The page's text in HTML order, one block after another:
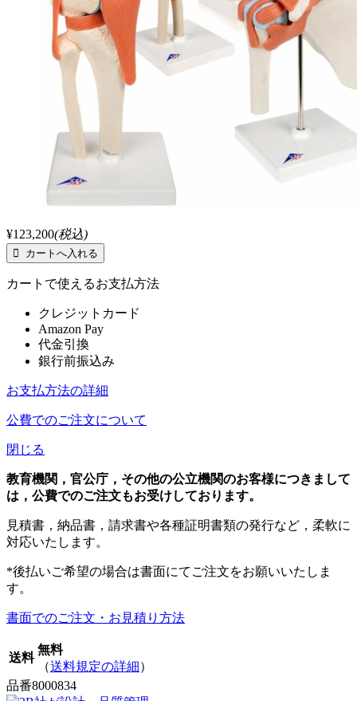
¥123,200(税込)
カートで使えるお支払方法
クレジットカード
Amazon Pay
代金引換
銀行前振込み
お支払方法の詳細
公費でのご注文について
閉じる
教育機関，官公庁，その他の公立機関のお客様につきまして
は，公費でのご注文もお受けしております。
見積書，納品書，請求書や各種証明書類の発行など，柔軟に
対応いたします。
*後払いご希望の場合は書面にてご注文をお願いいたしま
す。
書面でのご注文・お見積り方法
送料
無料
（送料規定の詳細）
品番8000834